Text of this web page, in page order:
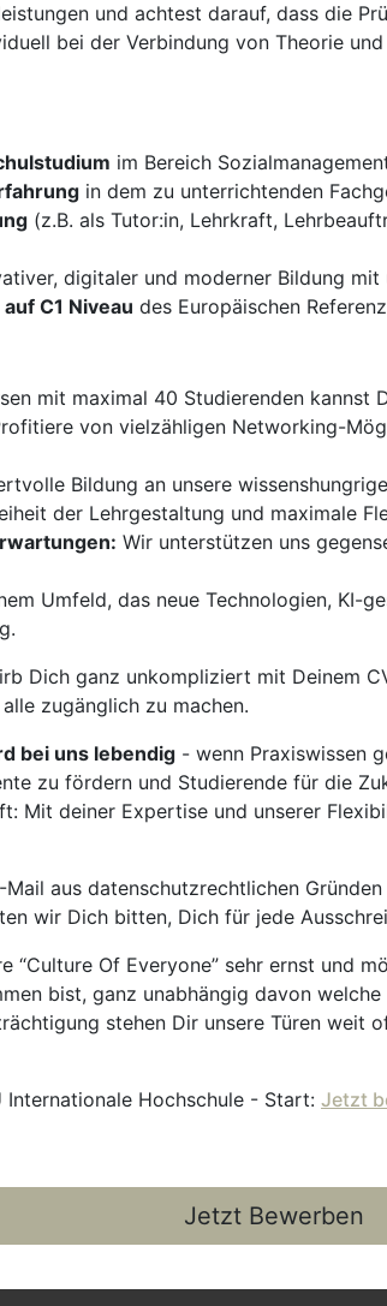
und achtest darauf, dass die
bei der Verbindung von Theorie
im Bereich
in dem zu unterrichtenden
(z.B. als Tutor:in, Lehrkraft,
digitaler und moderner Bildung
C1 Niveau des Europäischen
mit maximal 40 Studierenden
von vielzähligen Networking-
Bildung an unsere
der Lehrgestaltung und maximale
Wir unterstützen uns
Umfeld, das neue Technologien, KI-
Dich ganz unkompliziert mit Deinem
zugänglich zu machen.
bei uns lebendig - wenn Praxiswissen
zu fördern und Studierende für die
Mit deiner Expertise und unserer
aus datenschutzrechtlichen
wir Dich bitten, Dich für jede
“Culture Of Everyone” sehr ernst und
bist, ganz unabhängig davon
stehen Dir unsere Türen weit
Hochschule - Start: Jetzt
Jetzt Bewerben